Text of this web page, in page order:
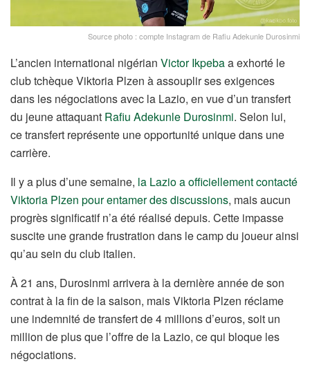
Source photo : compte Instagram de Rafiu Adekunle Durosinmi
L’ancien international nigérian Victor Ikpebaa exhorté le
club tchèque Viktoria Plzen à assouplir ses exigences
dans les négociations avec la Lazio, en vue d’un transfert
du jeune attaquant Rafiu Adekunle Durosinmi. Selon lui,
ce transfert représente une opportunité unique dans une
carrière.
Il y a plus d’une semaine, la Lazio a officiellement contacté
Viktoria Plzen pour entamer des discussions, mais aucun
progrès significatif n’a été réalisé depuis. Cette impasse
suscite une grande frustration dans le camp du joueur ainsi
qu’au sein du club italien.
À 21 ans, Durosinmi arrivera à la dernière année de son
contrat à la fin de la saison, mais Viktoria Plzen réclame
une indemnité de transfert de 4 millions d’euros, soit un
million de plus que l’offre de la Lazio, ce qui bloque les
négociations.